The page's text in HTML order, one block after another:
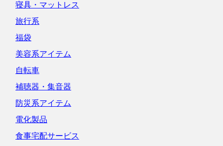
寝具・マットレス
旅行系
福袋
美容系アイテム
自転車
補聴器・集音器
防災系アイテム
電化製品
食事宅配サービス